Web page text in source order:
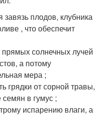
завязь плодов, клубника
, что обеспечит
солнечных лучей
а потому
мера ;
грядки от сорной травы,
в гумус ;
испарению влаги, а